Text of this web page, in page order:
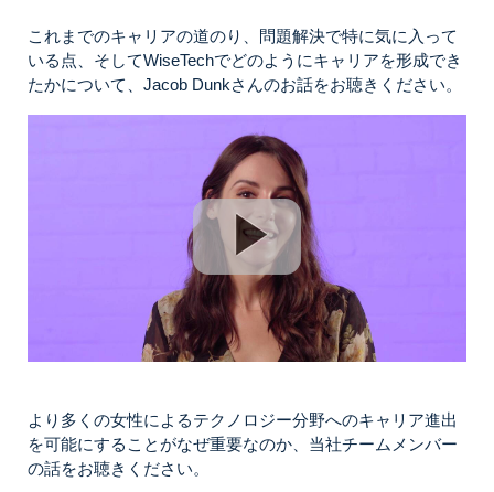
これまでのキャリアの道のり、問題解決で特に気に入って
いる点、そしてWiseTechでどのようにキャリアを形成でき
たかについて、Jacob Dunkさんのお話をお聴きください。
より多くの女性によるテクノロジー分野へのキャリア進出
を可能にすることがなぜ重要なのか、当社チームメンバー
の話をお聴きください。